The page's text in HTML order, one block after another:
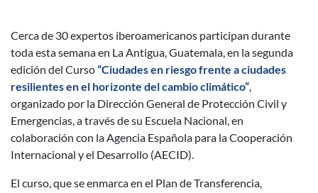
Descripción noticia
Cerca de 30 expertos iberoamericanos participan durante
toda esta semana en La Antigua, Guatemala, en la segunda
edición del Curso“Ciudades en riesgo frente a ciudades
resilientes en el horizonte del cambio climático“,
organizado por la Dirección General de Protección Civil y
Emergencias, a través de su Escuela Nacional, en
colaboración con la Agencia Española para la Cooperación
Internacional y el Desarrollo (AECID).
El curso, que se enmarca en el Plan de Transferencia,